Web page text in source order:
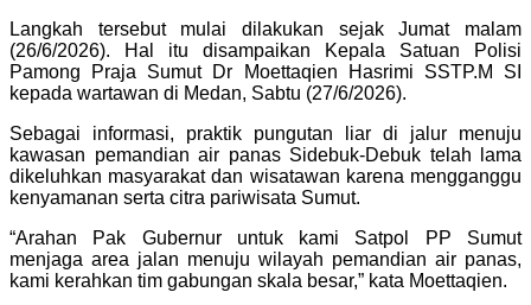
Langkah tersebut mulai dilakukan sejak Jumat malam
(26/6/2026). Hal itu disampaikan Kepala Satuan Polisi
Pamong Praja Sumut Dr Moettaqien Hasrimi SSTP.M SI
kepada wartawan di Medan, Sabtu (27/6/2026).
Sebagai informasi, praktik pungutan liar di jalur menuju
kawasan pemandian air panas Sidebuk-Debuk telah lama
dikeluhkan masyarakat dan wisatawan karena mengganggu
kenyamanan serta citra pariwisata Sumut.
“Arahan Pak Gubernur untuk kami Satpol PP Sumut
menjaga area jalan menuju wilayah pemandian air panas,
kami kerahkan tim gabungan skala besar,” kata Moettaqien.